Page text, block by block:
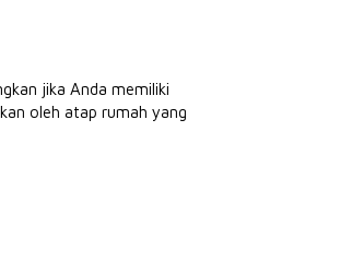
jika Anda memiliki
oleh atap rumah yang